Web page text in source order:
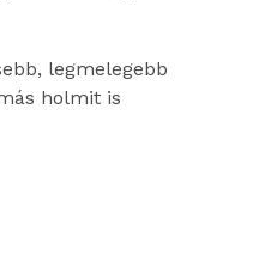
legmelegebb
holmit is